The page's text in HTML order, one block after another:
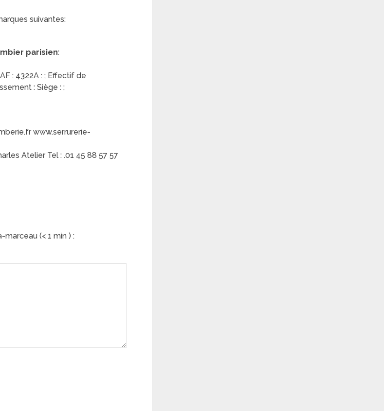
suivantes:
parisien:
: 4322A : ; Effectif de
: Siège : ;
www.serrurerie-
Atelier Tel : .01 45 88 57 57
(< 1 min ) :